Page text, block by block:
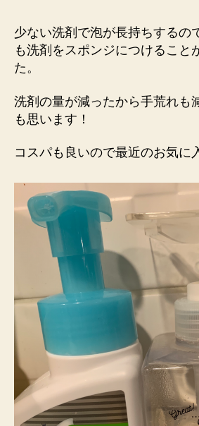
少ない洗剤で泡が長持ちするの
も洗剤をスポンジにつけること
た。
洗剤の量が減ったから手荒れも
も思います！
コスパも良いので最近のお気に